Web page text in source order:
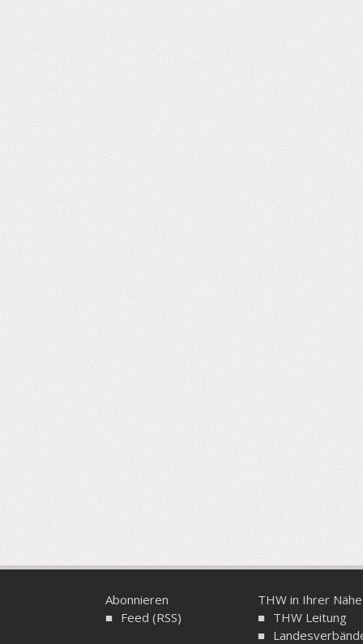
Abonnieren
Feed (RSS)
THW in Ihrer Nähe
THW Leitung